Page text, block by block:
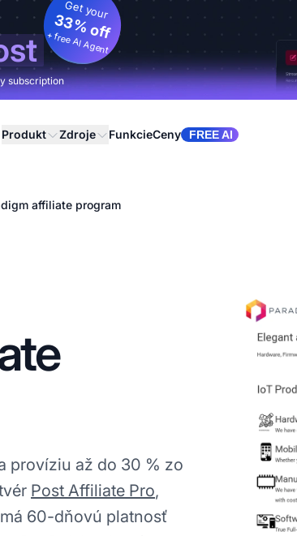
Get your
33% off
+ free AI Agent
subscription
Produkt Zdroje FunkcieCeny FREE AI
affiliate program
províziu až do 30 % zo
Post Affiliate Pro,
60-dňovú platnosť